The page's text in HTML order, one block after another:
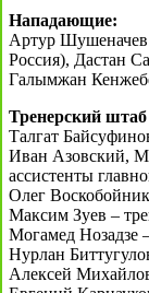
Нападающие:
Артур
Россия), Дастан
Галымжан
Тренерский штаб
Талгат
Иван Азовский,
ассистенты
Олег
Максим Зуев –
Могамед Нозадзе
Нурлан
Алексей